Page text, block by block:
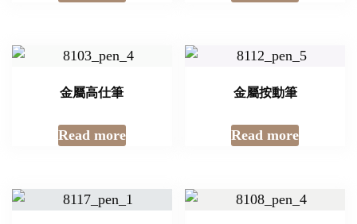
金屬高仕筆
Read more
金屬按動筆
Read more